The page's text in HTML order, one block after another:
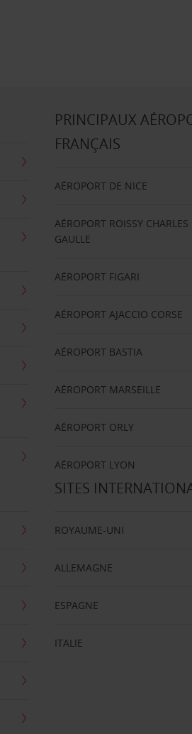
PRINCIPAUX
FRANÇAIS
AÉROPORT DE NICE
AÉROPORT ROISSY CHARLES
GAULLE
AÉROPORT FIGARI
AÉROPORT AJACCIO CORSE
AÉROPORT BASTIA
AÉROPORT MARSEILLE
AÉROPORT ORLY
AÉROPORT LYON
SITES
ROYAUME-UNI
ALLEMAGNE
ESPAGNE
ITALIE